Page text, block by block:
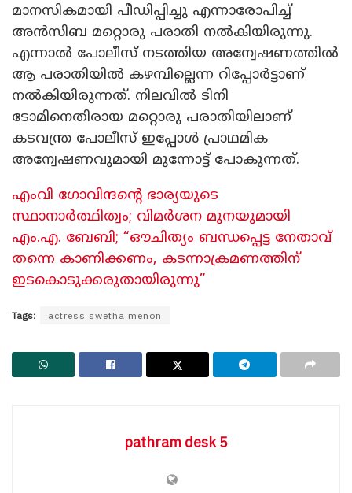
മാനസികമായി പീഡിപ്പിച്ചു എന്നാരോപിച്ച്
അൻസിബ മറ്റൊരു പരാതി നൽകിയിരുന്നു.
എന്നാൽ പോലീസ് നടത്തിയ അന്വേഷണത്തിൽ
ആ പരാതിയിൽ കഴമ്പില്ലെന്ന റിപ്പോർട്ടാണ്
നൽകിയിരുന്നത്. നിലവിൽ ടിനി
ടോമിനെതിരായ മറ്റൊരു പരാതിയിലാണ്
കടവന്ത്ര പോലീസ് ഇപ്പോൾ പ്രാഥമിക
അന്വേഷണവുമായി മുന്നോട്ട് പോകുന്നത്.
​എംവി ​ഗോവിന്ദന്റെ ഭാര്യയുടെ
സ്ഥാനാർത്ഥിത്വം; വിമർശന മുനയുമായി
എം.എ. ബേബി; “ഔചിത്യം ബന്ധപ്പെട്ട നേതാവ്
തന്നെ കാണിക്കണം, കടന്നാക്രമണത്തിന്
ഇടകൊടുക്കരുതായിരുന്നു”
Tags: actress swetha menon
pathram desk 5